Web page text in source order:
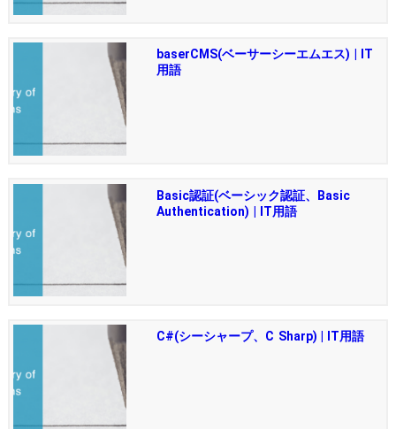
baserCMS(ベーサーシーエムエス) | IT
用語
Basic認証(ベーシック認証、Basic
Authentication) | IT用語
C#(シーシャープ、C Sharp) | IT用語